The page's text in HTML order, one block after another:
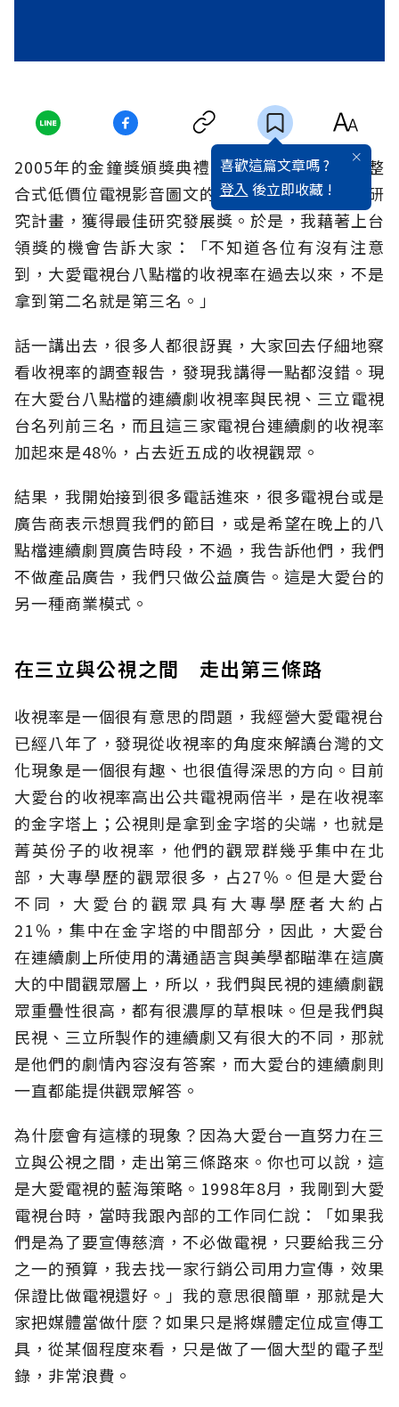
喜歡這篇文章嗎 ?
登入 後立即收藏 !
2005年的金鐘獎頒獎典禮，大愛台所提出的「整
合式低價位電視影音圖文的採編播存系統開發」研
究計畫，獲得最佳研究發展獎。於是，我藉著上台
領獎的機會告訴大家：「不知道各位有沒有注意
到，大愛電視台八點檔的收視率在過去以來，不是
拿到第二名就是第三名。」
話一講出去，很多人都很訝異，大家回去仔細地察
看收視率的調查報告，發現我講得一點都沒錯。現
在大愛台八點檔的連續劇收視率與民視、三立電視
台名列前三名，而且這三家電視台連續劇的收視率
加起來是48％，占去近五成的收視觀眾。
結果，我開始接到很多電話進來，很多電視台或是
廣告商表示想買我們的節目，或是希望在晚上的八
點檔連續劇買廣告時段，不過，我告訴他們，我們
不做產品廣告，我們只做公益廣告。這是大愛台的
另一種商業模式。
在三立與公視之間 走出第三條路
收視率是一個很有意思的問題，我經營大愛電視台
已經八年了，發現從收視率的角度來解讀台灣的文
化現象是一個很有趣、也很值得深思的方向。目前
大愛台的收視率高出公共電視兩倍半，是在收視率
的金字塔上；公視則是拿到金字塔的尖端，也就是
菁英份子的收視率，他們的觀眾群幾乎集中在北
部，大專學歷的觀眾很多，占27％。但是大愛台
不同，大愛台的觀眾具有大專學歷者大約占
21％，集中在金字塔的中間部分，因此，大愛台
在連續劇上所使用的溝通語言與美學都瞄準在這廣
大的中間觀眾層上，所以，我們與民視的連續劇觀
眾重疊性很高，都有很濃厚的草根味。但是我們與
民視、三立所製作的連續劇又有很大的不同，那就
是他們的劇情內容沒有答案，而大愛台的連續劇則
一直都能提供觀眾解答。
為什麼會有這樣的現象？因為大愛台一直努力在三
立與公視之間，走出第三條路來。你也可以說，這
是大愛電視的藍海策略。1998年8月，我剛到大愛
電視台時，當時我跟內部的工作同仁說：「如果我
們是為了要宣傳慈濟，不必做電視，只要給我三分
之一的預算，我去找一家行銷公司用力宣傳，效果
保證比做電視還好。」我的意思很簡單，那就是大
家把媒體當做什麼？如果只是將媒體定位成宣傳工
具，從某個程度來看，只是做了一個大型的電子型
錄，非常浪費。